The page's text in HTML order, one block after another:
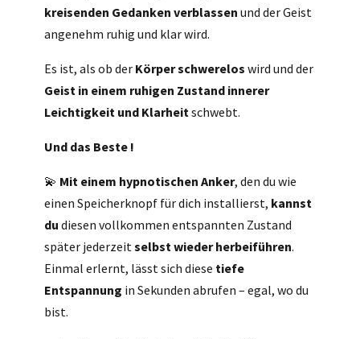
kreisenden Gedanken verblassen und der Geist
angenehm ruhig und klar wird.
Es ist, als ob der Körper schwerelos wird und der
Geist in einem ruhigen Zustand innerer
Leichtigkeit und Klarheitschwebt.
Und das Beste !
💫 Mit einem hypnotischen Anker, den du wie
einen Speicherknopf für dich installierst, kannst
du diesen vollkommen entspannten Zustand
später jederzeitselbst wieder herbeiführen.
Einmal erlernt, lässt sich diese tiefe
Entspannung in Sekunden abrufen – egal, wo du
bist.